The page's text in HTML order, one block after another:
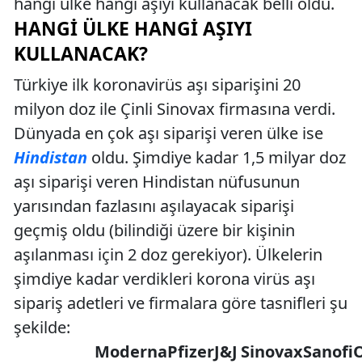
HANGI ÜLKE HANGI AŞIYI
KULLANACAK?
Türkiye ilk koronavirüs aşı siparişini 20
milyon doz ile Çinli Sinovax firmasına verdi.
Dünyada en çok aşı siparişi veren ülke ise
Hindistan oldu. Şimdiye kadar 1,5 milyar doz
aşı siparişi veren Hindistan nüfusunun
yarısından fazlasını aşılayacak siparişi
geçmiş oldu (bilindiği üzere bir kişinin
aşılanması için 2 doz gerekiyor). Ülkelerin
şimdiye kadar verdikleri korona virüs aşı
sipariş adetleri ve firmalara göre tasnifleri şu
şekilde:
ModernaPfizerJ&J SinovaxSanofi